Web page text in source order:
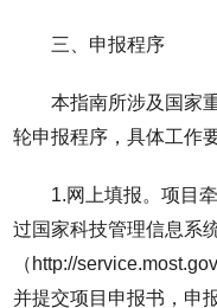
三、申报程序
本指南所涉及国家
轮申报程序，具体工作
1.网上填报。项目
过国家科技管理信息系
（http://
并提交项目申报书，申